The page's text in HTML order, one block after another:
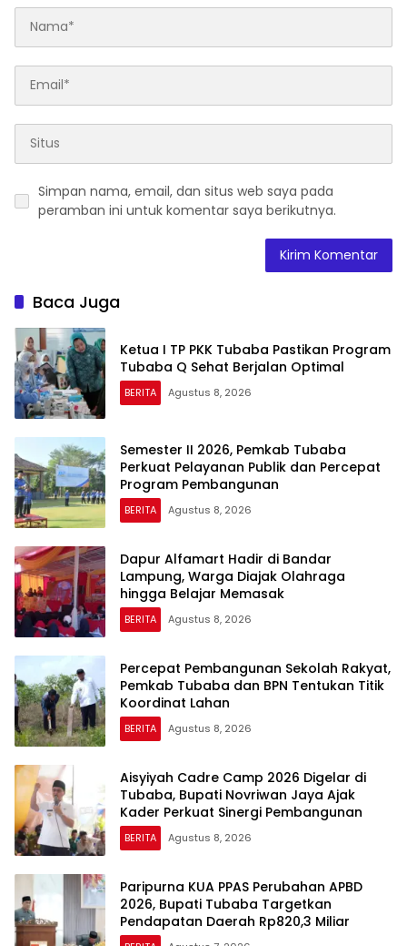
Simpan nama, email, dan situs web saya pada
peramban ini untuk komentar saya berikutnya.
Baca Juga
Ketua I TP PKK Tubaba Pastikan Program
Tubaba Q Sehat Berjalan Optimal
BERITA Agustus 8, 2026
Semester II 2026, Pemkab Tubaba
Perkuat Pelayanan Publik dan Percepat
Program Pembangunan
BERITA Agustus 8, 2026
Dapur Alfamart Hadir di Bandar
Lampung, Warga Diajak Olahraga
hingga Belajar Memasak
BERITA Agustus 8, 2026
Percepat Pembangunan Sekolah Rakyat,
Pemkab Tubaba dan BPN Tentukan Titik
Koordinat Lahan
BERITA Agustus 8, 2026
Aisyiyah Cadre Camp 2026 Digelar di
Tubaba, Bupati Novriwan Jaya Ajak
Kader Perkuat Sinergi Pembangunan
BERITA Agustus 8, 2026
Paripurna KUA PPAS Perubahan APBD
2026, Bupati Tubaba Targetkan
Pendapatan Daerah Rp820,3 Miliar